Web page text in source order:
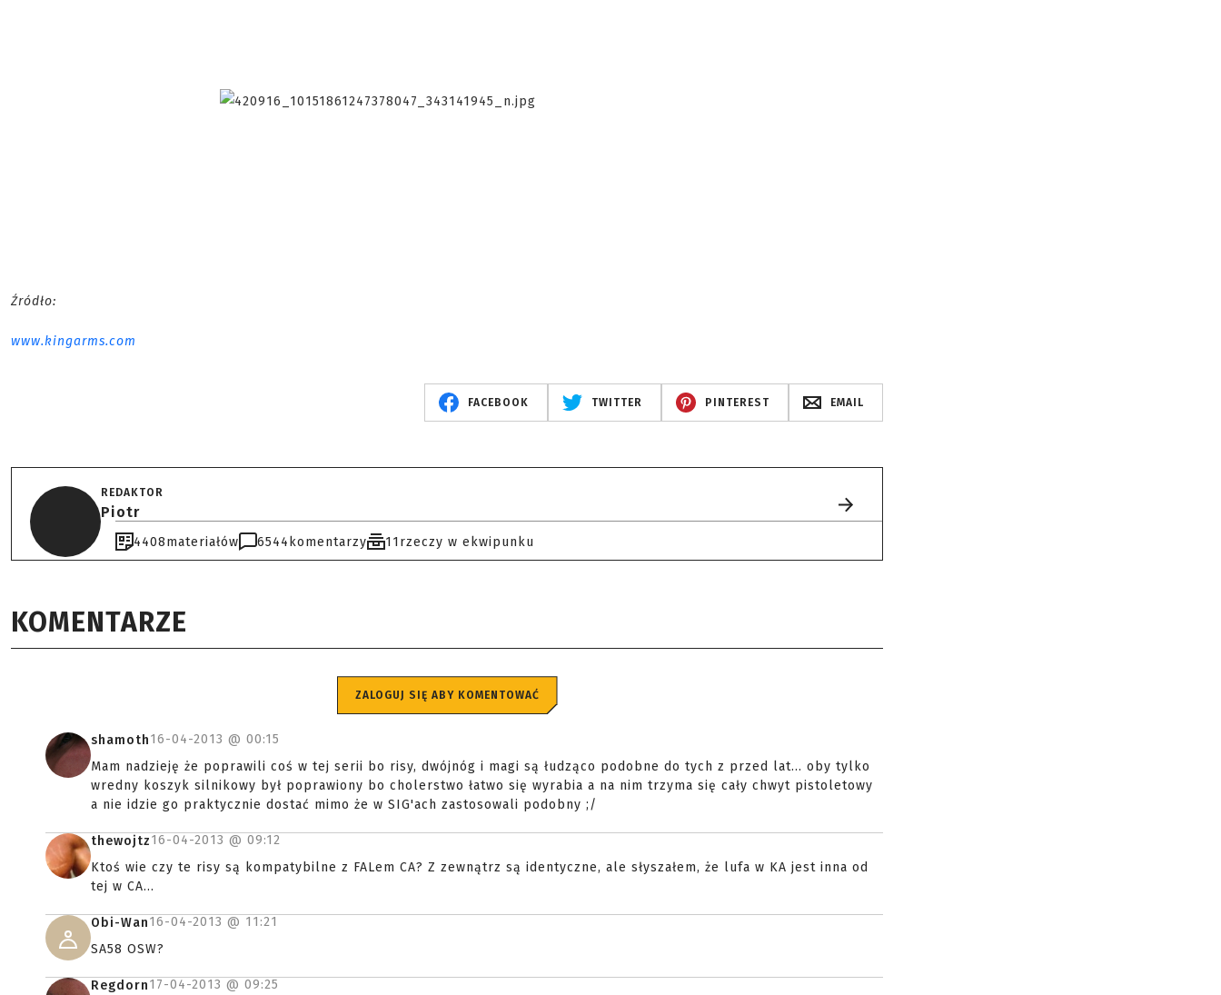
Źródło:
www.kingarms.com
FACEBOOK TWITTER PINTEREST EMAIL
REDAKTOR
Piotr
4408materiałów 6544 komentarzy 11rzeczy w ekwipunku
KOMENTARZE
ZALOGUJ SIĘ ABY KOMENTOWAĆ
shamoth16-04-2013 @ 00:15
Mam nadzieję że poprawili coś w tej serii bo risy, dwójnóg i magi są łudząco podobne do tych z przed lat... oby tylko
wredny koszyk silnikowy był poprawiony bo cholerstwo łatwo się wyrabia a na nim trzyma się cały chwyt pistoletowy
a nie idzie go praktycznie dostać mimo że w SIG'ach zastosowali podobny ;/
thewojtz16-04-2013 @ 09:12
Ktoś wie czy te risy są kompatybilne z FALem CA? Z zewnątrz są identyczne, ale słyszałem, że lufa w KA jest inna od
tej w CA...
Obi-Wan16-04-2013 @ 11:21
SA58 OSW?
Regdorn17-04-2013 @ 09:25